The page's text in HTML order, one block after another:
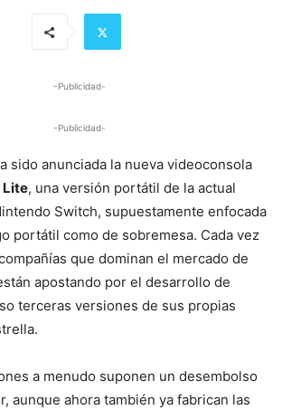
-Publicidad-
-Publicidad-
sido anunciada la nueva videoconsola
Lite, una versión portátil de la actual
Switch, supuestamente enfocada
portátil como de sobremesa. Cada vez
que dominan el mercado de
apostando por el desarrollo de
terceras versiones de sus propias
a menudo suponen un desembolso
aunque ahora también ya fabrican las